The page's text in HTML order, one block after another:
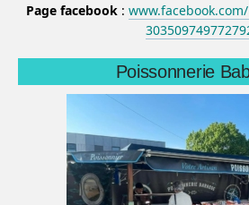
Page facebook :
Poissonnerie